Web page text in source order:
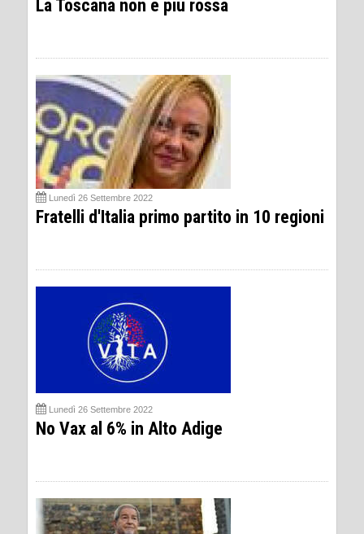
La Toscana non è più rossa
Lunedì 26 Settembre 2022
Fratelli d'Italia primo partito in 10 regioni
Lunedì 26 Settembre 2022
No Vax al 6% in Alto Adige